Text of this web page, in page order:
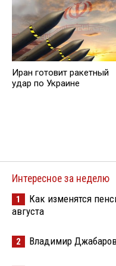
Иран готовит ракетный
удар по Украине
Интересное за неделю
1
Как изменятся
августа
2 Владимир